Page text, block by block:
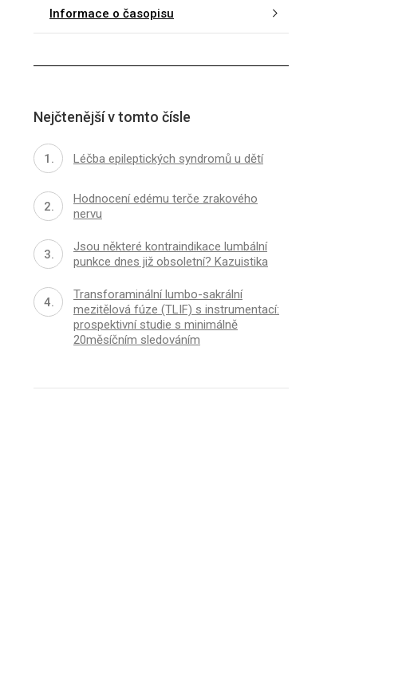
Informace o časopisu
Nejčtenější v tomto čísle
Léčba epileptických syndromů u dětí
Hodnocení edému terče zrakového
nervu
Jsou některé kontraindikace lumbální
punkce dnes již obsoletní? Kazuistika
Transforaminální lumbo-sakrální
mezitělová fúze (TLIF) s instrumentací:
prospektivní studie s minimálně
20měsíčním sledováním